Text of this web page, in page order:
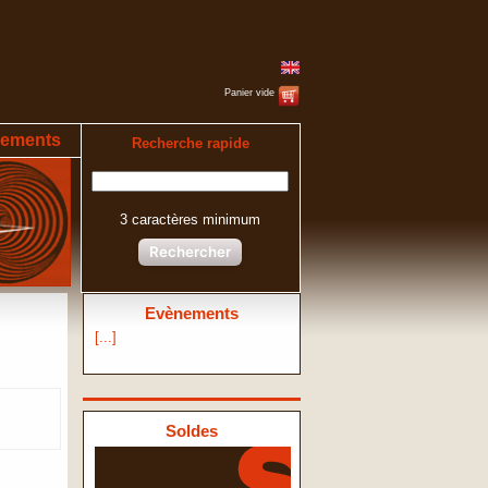
Panier vide
Recherche rapide
3 caractères minimum
Rechercher
Evènements
[...]
Soldes